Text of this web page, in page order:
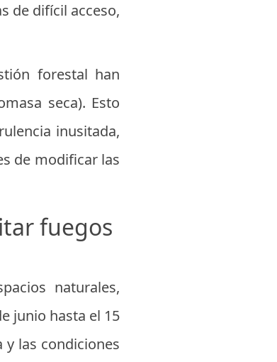
de difícil acceso,
forestal han
seca). Esto
inusitada,
de modificar las
fuegos
naturales,
junio hasta el 15
las condiciones